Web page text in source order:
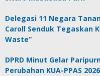
Delegasi 11 Negara
Caroll Senduk Tegaskan
Waste”
DPRD Minut Gelar
Perubahan KUA-PPAS 2026